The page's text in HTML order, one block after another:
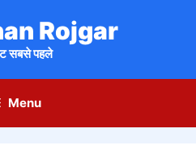
Rojgar
सबसे पहले
Menu